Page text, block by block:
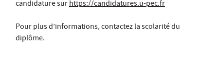
candidature surhttps://candidatures.u-pec.fr
Pour plus d’informations, contactez la scolarité du
diplôme.